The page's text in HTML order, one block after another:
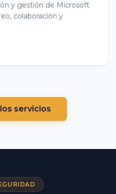
y gestión de Microsoft
colaboración y
servicios